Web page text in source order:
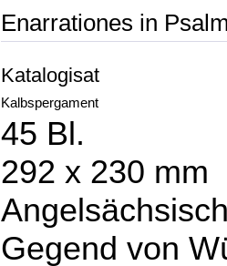
Enarrationes in
Katalogisat
Kalbspergament
45 Bl.
292 x 230 mm
Gegend von